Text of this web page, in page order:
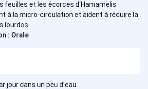
feuilles et les écorces d'Hamamelis
à la micro-circulation et aident à réduire la
lourdes.
: Orale
jour dans un peu d’eau.